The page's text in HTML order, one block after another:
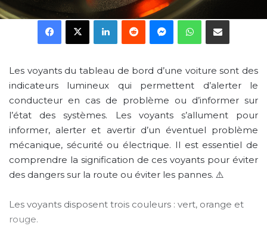
Facebook
X LinkedinRedditMessengerWhatsApp
Partager par email
Les voyants du tableau de bord d’une voiture sont des
indicateurs lumineux qui permettent d’alerter le
conducteur en cas de problème ou d’informer sur
l’état des systèmes. Les voyants s’allument pour
informer, alerter et avertir d’un éventuel problème
mécanique, sécurité ou électrique. Il est essentiel de
comprendre la signification de ces voyants pour éviter
des dangers sur la route ou éviter les pannes. ⚠️
Les voyants disposent trois couleurs : vert, orange et
rouge.